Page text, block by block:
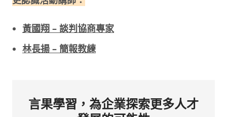
黃國翔 – 談判協商專家
林長揚 – 簡報教練
言果學習，為企業探索更多人才